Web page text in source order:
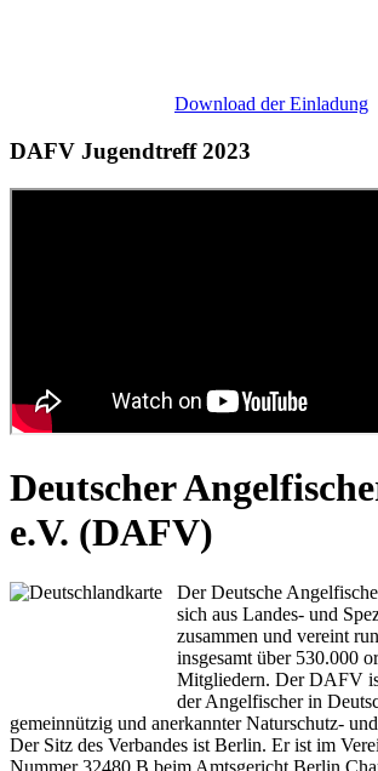
Download der Einladung
DAFV Jugendtreff 2023
Deutscher
e.V. (DAFV)
Der Deutsche
sich aus Landes- und
zusammen und vereint
insgesamt über 530.000
Mitgliedern. Der DAFV
der Angelfischer in
gemeinnützig und anerkannter Naturschutz-
Der Sitz des Verbandes ist Berlin. Er ist im
Nummer 32480 B beim Amtsgericht Berlin